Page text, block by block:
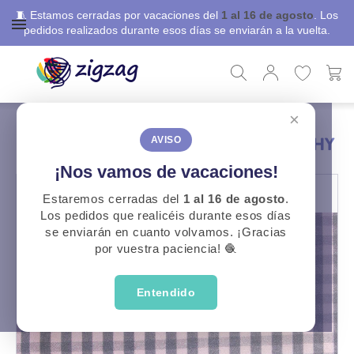
🧵 Estamos cerradas por vacaciones del 1 al 16 de agosto . Los
pedidos realizados durante esos días se enviarán a la vuelta.
×
AVISO
¡Nos vamos de vacaciones!
Estaremos cerradas del 1 al 16 de agosto.
Los pedidos que realicéis durante esos días
se enviarán en cuanto volvamos. ¡Gracias
por vuestra paciencia! 🧶
Entendido
TELA VIYELA ALGODÓN CUADROS VICHY